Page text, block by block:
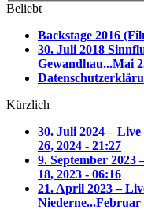
Beliebt
Backstage 2016
30. Juli 2018
Gewandhau...Mai
Kürzlich
30. Juli 2024 –
26, 2024 - 21:27
9. September
18, 2023 - 06:16
21. April 2023 –
Niederne...Februar